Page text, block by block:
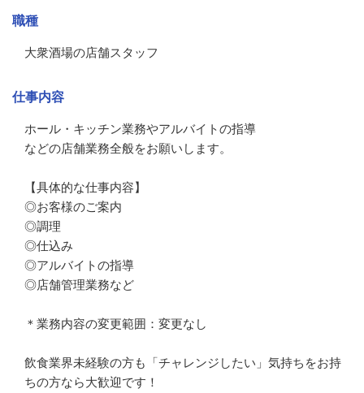
職種
大衆酒場の店舗スタッフ
仕事内容
ホール・キッチン業務やアルバイトの指導
などの店舗業務全般をお願いします。
【具体的な仕事内容】
◎お客様のご案内
◎調理
◎仕込み
◎アルバイトの指導
◎店舗管理業務など
＊業務内容の変更範囲：変更なし
飲食業界未経験の方も「チャレンジしたい」気持ちをお持
ちの方なら大歓迎です！